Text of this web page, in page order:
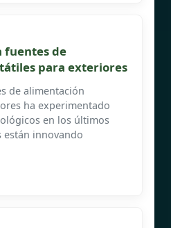
fuentes de
para exteriores
de alimentación
ha experimentado
en los últimos
están innovando